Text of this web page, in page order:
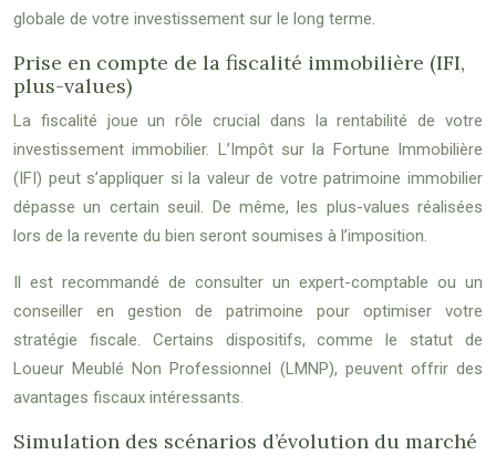
globale de votre investissement sur le long terme.
Prise en compte de la fiscalité immobilière (IFI,
plus-values)
La fiscalité joue un rôle crucial dans la rentabilité de votre
investissement immobilier. L’Impôt sur la Fortune Immobilière
(IFI) peut s’appliquer si la valeur de votre patrimoine immobilier
dépasse un certain seuil. De même, les plus-values réalisées
lors de la revente du bien seront soumises à l’imposition.
Il est recommandé de consulter un expert-comptable ou un
conseiller en gestion de patrimoine pour optimiser votre
stratégie fiscale. Certains dispositifs, comme le statut de
Loueur Meublé Non Professionnel (LMNP), peuvent offrir des
avantages fiscaux intéressants.
Simulation des scénarios d’évolution du marché